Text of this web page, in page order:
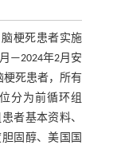
脑梗死患者实施
—2024年2月安
梗死患者，所有
分为前循环组
者基本资料、
固醇、美国国